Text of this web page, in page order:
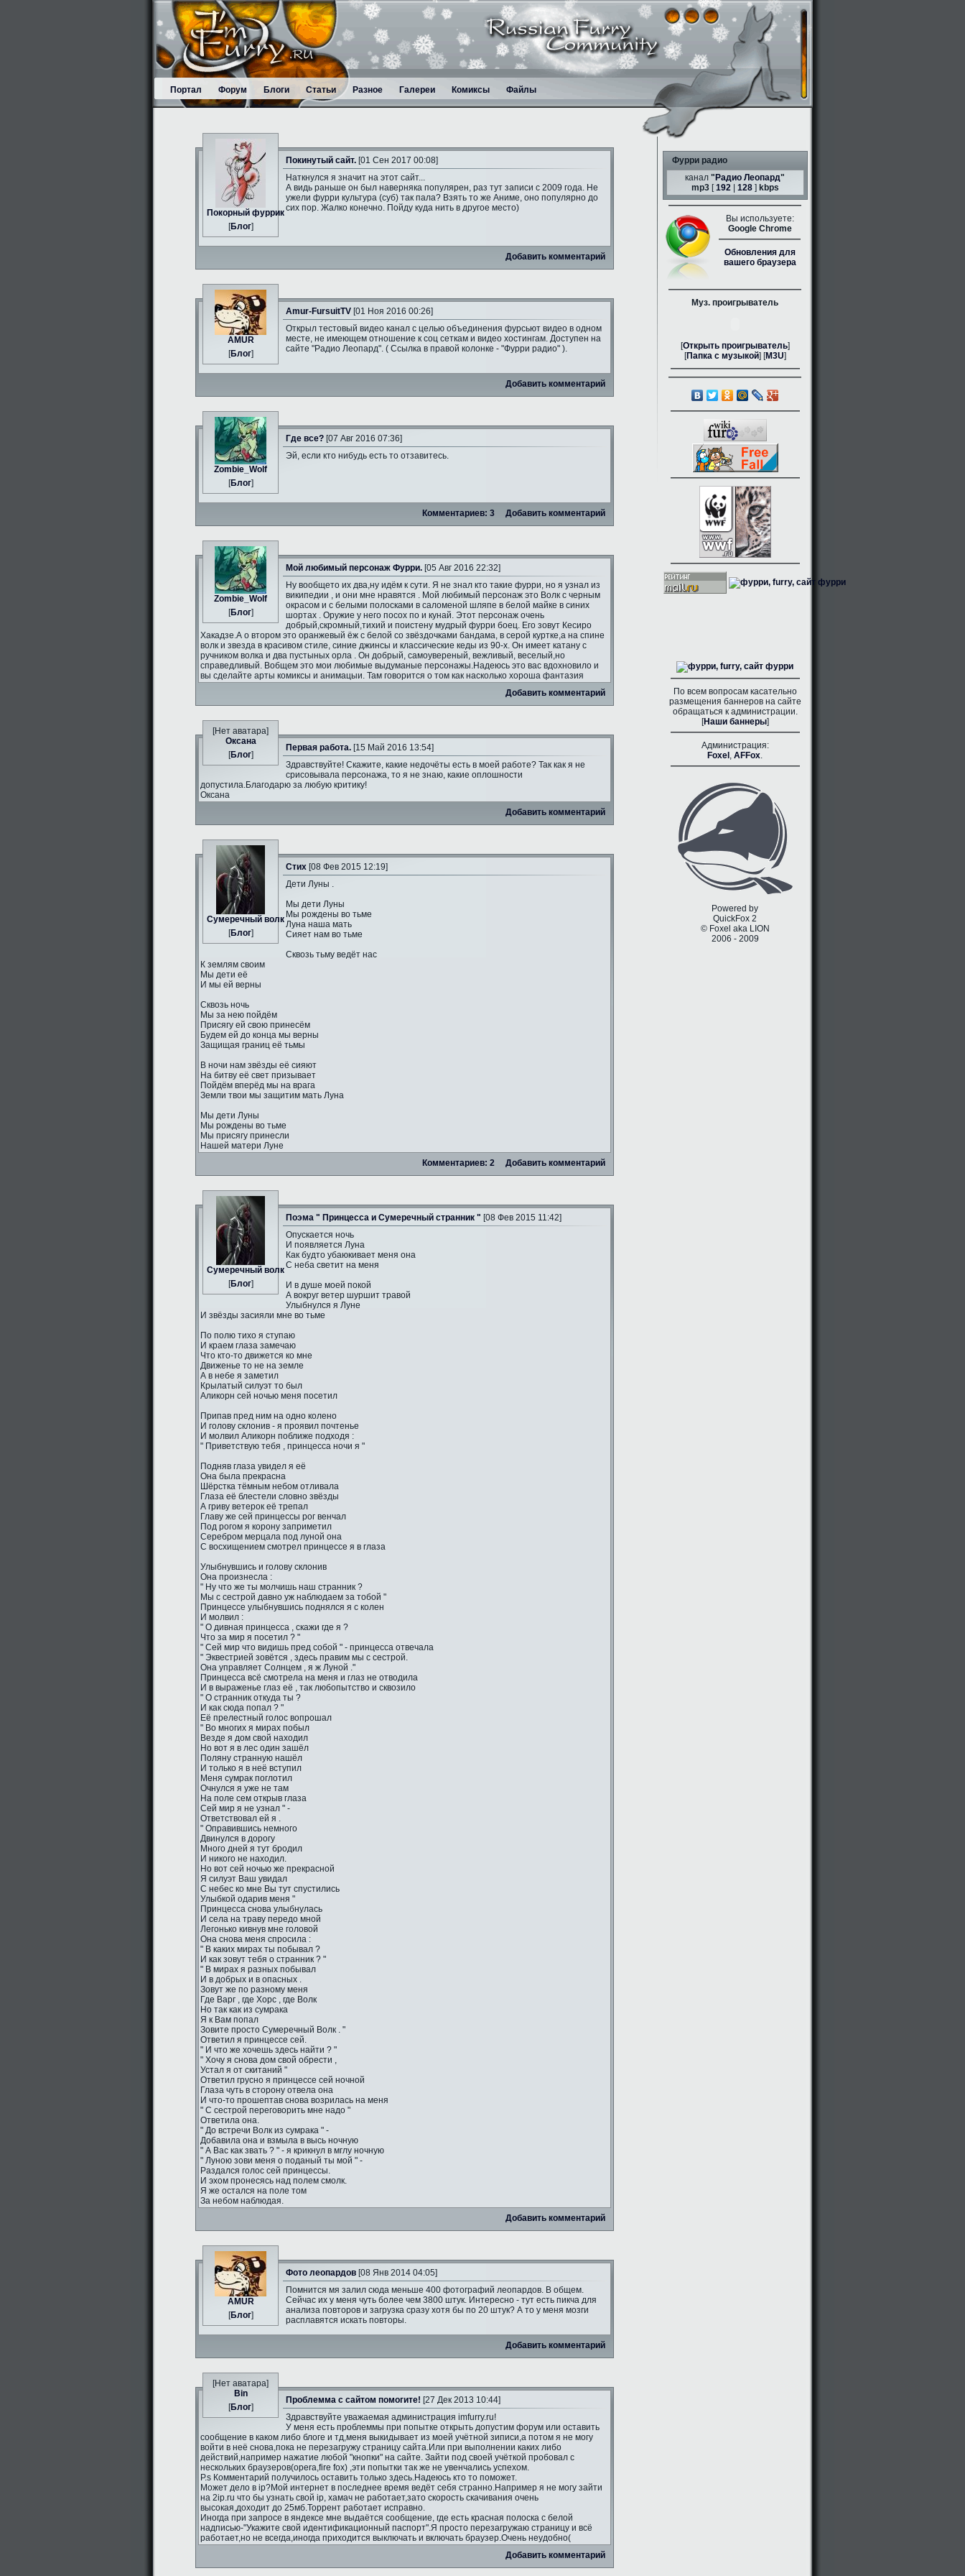
Портал Форум Блоги Статьи Разное Галереи Комиксы Файлы
Пoкорный фуррик
[Блог]
Покинутый сайт. [01 Сен 2017 00:08]
Наткнулся я значит на этот сайт...
А видь раньше он был наверняка популярен, раз тут записи с 2009 года. Не
ужели фурри культура (суб) так пала? Взять то же Аниме, оно популярно до
сих пор. Жалко конечно. Пойду куда нить в другое место)
Добавить комментарий
AMUR
[Блог]
Amur-FursuitTV [01 Ноя 2016 00:26]
Открыл тестовый видео канал с целью объединения фурсьют видео в одном
месте, не имеющем отношение к соц сеткам и видео хостингам. Доступен на
сайте "Радио Леопард". ( Ссылка в правой колонке - "Фурри радио" ).
Добавить комментарий
Zombie_Wolf
[Блог]
Где все? [07 Авг 2016 07:36]
Эй, если кто нибудь есть то отзавитесь.
Комментариев: 3 Добавить комментарий
Zombie_Wolf
[Блог]
Мой любимый персонаж Фурри. [05 Авг 2016 22:32]
Ну вообщето их два,ну идём к сути. Я не знал кто такие фурри, но я узнал из
википедии , и они мне нравятся . Мой любимый персонаж это Волк с черным
окрасом и с белыми полосками в саломеной шляпе в белой майке в синих
шортах . Оружие у него посох по и кунай. Этот персонаж очень
добрый,скромный,тихий и поистену мудрый фурри боец. Его зовут Кесиро
Хакадзе.А о втором это оранжевый ёж с белой со звёздочками бандама, в серой куртке,а на спине
волк и звезда в красивом стиле, синие джинсы и классические кеды из 90-х. Он имеет катану с
ручником волка и два пустыных орла . Он добрый, самоувереный, вежливый, веселый,но
справедливый. Вобщем это мои любимые выдуманые персонажы.Надеюсь это вас вдохновило и
вы сделайте арты комиксы и анимацыи. Там говорится о том как насколько хороша фантазия
Добавить комментарий
[Нет аватара]
Оксана
[Блог]
Первая работа. [15 Май 2016 13:54]
Здравствуйте! Скажите, какие недочёты есть в моей работе? Так как я не
срисовывала персонажа, то я не знаю, какие оплошности
допустила.Благодарю за любую критику!
Оксана
Добавить комментарий
Сумеречный волк
[Блог]
Стих [08 Фев 2015 12:19]
Дети Луны .
Мы дети Луны
Мы рождены во тьме
Луна наша мать
Сияет нам во тьме
Сквозь тьму ведёт нас
К землям своим
Мы дети её
И мы ей верны
Сквозь ночь
Мы за нею пойдём
Присягу ей свою принесём
Будем ей до конца мы верны
Защищая границ её тьмы
В ночи нам звёзды её сияют
На битву её свет призывает
Пойдём вперёд мы на врага
Земли твои мы защитим мать Луна
Мы дети Луны
Мы рождены во тьме
Мы присягу принесли
Нашей матери Луне
Комментариев: 2
Добавить комментарий
Сумеречный волк
[Блог]
Поэма " Принцесса и Сумеречный странник " [08 Фев 2015 11:42]
Опускается ночь
И появляется Луна
Как будто убаюкивает меня она
С неба светит на меня
И в душе моей покой
А вокруг ветер шуршит травой
Улыбнулся я Луне
И звёзды засияли мне во тьме
По полю тихо я ступаю
И краем глаза замечаю
Что кто-то движется ко мне
Движенье то не на земле
А в небе я заметил
Крылатый силуэт то был
Аликорн сей ночью меня посетил
Припав пред ним на одно колено
И голову склонив - я проявил почтенье
И молвил Аликорн поближе подходя :
" Приветствую тебя , принцесса ночи я "
Подняв глаза увидел я её
Она была прекрасна
Шёрстка тёмным небом отливала
Глаза её блестели словно звёзды
А гриву ветерок её трепал
Главу же сей принцессы рог венчал
Под рогом я корону заприметил
Серебром мерцала под луной она
С восхищением смотрел принцессе я в глаза
Улыбнувшись и голову склонив
Она произнесла :
" Ну что же ты молчишь наш странник ?
Мы с сестрой давно уж наблюдаем за тобой "
Принцессе улыбнувшись поднялся я с колен
И молвил :
" О дивная принцесса , скажи где я ?
Что за мир я посетил ? "
" Сей мир что видишь пред собой " - принцесса отвечала
" Эквестрией зовётся , здесь правим мы с сестрой.
Она управляет Солнцем , я ж Луной ."
Принцесса всё смотрела на меня и глаз не отводила
И в выраженье глаз её , так любопытство и сквозило
" О странник откуда ты ?
И как сюда попал ? "
Её прелестный голос вопрошал
" Во многих я мирах побыл
Везде я дом свой находил
Но вот я в лес один зашёл
Поляну странную нашёл
И только я в неё вступил
Меня сумрак поглотил
Очнулся я уже не там
На поле сем открыв глаза
Сей мир я не узнал " -
Ответствовал ей я .
" Оправившись немного
Двинулся в дорогу
Много дней я тут бродил
И никого не находил.
Но вот сей ночью же прекрасной
Я силуэт Ваш увидал
С небес ко мне Вы тут спустились
Улыбкой одарив меня "
Принцесса снова улыбнулась
И села на траву передо мной
Легонько кивнув мне головой
Она снова меня спросила :
" В каких мирах ты побывал ?
И как зовут тебя о странник ? "
" В мирах я разных побывал
И в добрых и в опасных .
Зовут же по разному меня
Где Варг , где Хорс , где Волк
Но так как из сумрака
Я к Вам попал
Зовите просто Сумеречный Волк . "
Ответил я принцессе сей.
" И что же хочешь здесь найти ? "
" Хочу я снова дом свой обрести ,
Устал я от скитаний "
Ответил грусно я принцессе сей ночной
Глаза чуть в сторону отвела она
И что-то прошептав снова возрилась на меня
" С сестрой переговорить мне надо "
Ответила она.
" До встречи Волк из сумрака " -
Добавила она и взмыла в высь ночную
" А Вас как звать ? " - я крикнул в мглу ночную
" Луною зови меня о поданый ты мой " -
Раздался голос сей принцессы.
И эхом пронесясь над полем смолк.
Я же остался на поле том
За небом наблюдая.
Добавить комментарий
AMUR
[Блог]
Фото леопардов [08 Янв 2014 04:05]
Помнится мя залил сюда меньше 400 фотографий леопардов. В общем.
Сейчас их у меня чуть более чем 3800 штук. Интересно - тут есть пикча для
анализа повторов и загрузка сразу хотя бы по 20 штук? А то у меня мозги
расплавятся искать повторы.
Добавить комментарий
[Нет аватара]
Bin
[Блог]
Проблемма с сайтом помогите! [27 Дек 2013 10:44]
Здравствуйте уважаемая администрация imfurry.ru!
У меня есть проблеммы при попытке открыть допустим форум или оставить
сообщение в каком либо блоге и тд,меня выкидывает из моей учётной зиписи,а потом я не могу
войти в неё снова,пока не перезагружу страницу сайта.Или при выполнении каких либо
действий,например нажатие любой "кнопки" на сайте. Зайти под своей учёткой пробовал с
нескольких браузеров(opera,fire fox) ,эти попытки так же не увенчались успехом.
P.s Комментарий получилось оставить только здесь.Надеюсь кто то поможет.
Может дело в ip?Мой интернет в последнее время ведёт себя странно.Например я не могу зайти
на 2ip.ru что бы узнать свой ip, хамач не работает,зато скорость скачивания очень
высокая,доходит до 25мб.Торрент работает исправно.
Иногда при запросе в яндексе мне выдаётся сообщение, где есть красная полоска с белой
надписью-"Укажите свой идентификационный паспорт".Я просто перезагружаю страницу и всё
работает,но не всегда,иногда приходится выключать и включать браузер.Очень неудобно(
Добавить комментарий
Фурри радио
канал " Радио Леопард"
mp3[192| 128] kbps
Вы используете:
Google Chrome
Обновления для
вашего браузера
Муз. проигрыватель
[Открыть проигрыватель]
[Папка с музыкой] [M3U]
По всем вопросам касательно
размещения баннеров на сайте
обращаться к администрации.
[Наши баннеры]
Администрация:
Foxel , AFFox.
Powered by
QuickFox 2
© Foxel aka LION
2006 - 2009